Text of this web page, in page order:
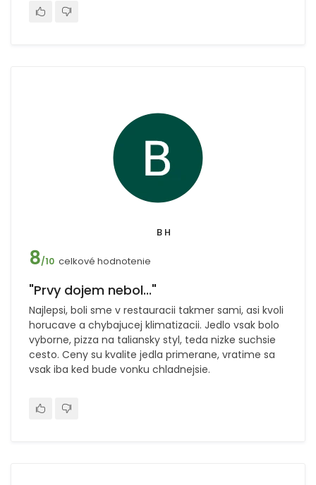
B H
8/10 celkové hodnotenie
"Prvy dojem nebol..."
Najlepsi, boli sme v restauracii takmer sami, asi kvoli
horucave a chybajucej klimatizacii. Jedlo vsak bolo
vyborne, pizza na taliansky styl, teda nizke suchsie
cesto. Ceny su kvalite jedla primerane, vratime sa
vsak iba ked bude vonku chladnejsie.